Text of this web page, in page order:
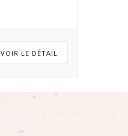
VOIR LE DÉTAIL